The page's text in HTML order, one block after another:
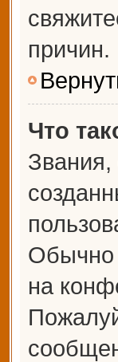
причин.
Что
Обычно
на